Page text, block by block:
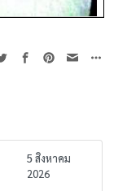
5 สิงหาคม
2026